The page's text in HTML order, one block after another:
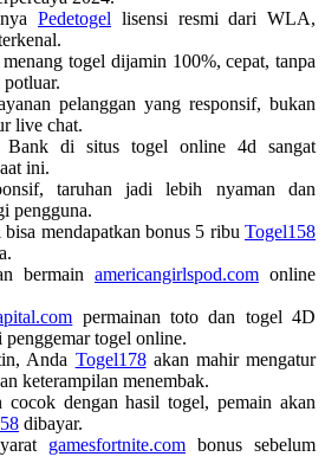
Pedetogel lisensi resmi dari WLA,
togel dijamin 100%, cepat, tanpa
potluar.
pelanggan yang responsif, bukan
live chat.
Bank di situs togel online 4d sangat
ini.
taruhan jadi lebih nyaman dan
pengguna.
mendapatkan bonus 5 ribu Togel158
bermain americangirlspod.com online
permainan toto dan togel 4D
togel online.
Anda Togel178akan mahir mengatur
keterampilan menembak.
cocok dengan hasil togel, pemain akan
dibayar.
gamesfortnite.com bonus sebelum